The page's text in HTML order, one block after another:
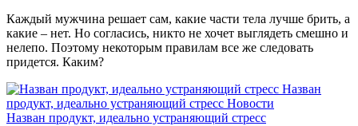
Каждый мужчина решает сам, какие части тела лучше брить, а
какие – нет. Но согласись, никто не хочет выглядеть смешно и
нелепо. Поэтому некоторым правилам все же следовать
придется. Каким?
Назван
продукт, идеально устраняющий стресс Новости
Назван продукт, идеально устраняющий стресс